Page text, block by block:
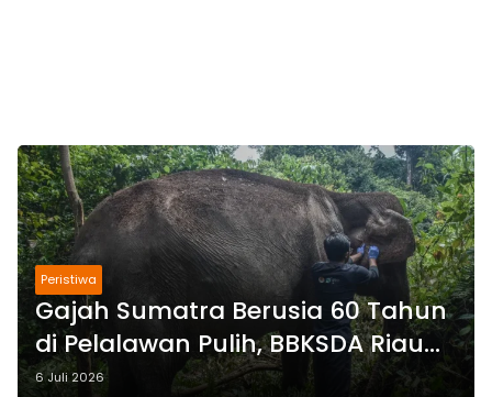
Peristiwa
Gajah Sumatra Berusia 60 Tahun
di Pelalawan Pulih, BBKSDA Riau
Ungkap Kondisi Terkini
6 Juli 2026